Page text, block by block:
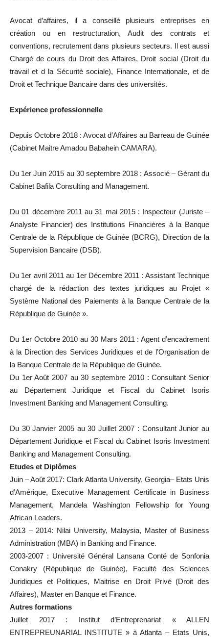
Avocat d’affaires, il a conseillé plusieurs entreprises en
création ou en restructuration, Audit des contrats et
conventions, recrutement dans plusieurs secteurs. Il est aussi
Chargé de cours du Droit des Affaires, Droit social (Droit du
travail et d la Sécurité sociale), Finance Internationale, et de
Droit et Technique Bancaire dans des universités.
Expérience professionnelle
Depuis Octobre 2018 : Avocat d’Affaires au Barreau de Guinée
(Cabinet Maitre Amadou Babahein CAMARA).
Du 1er Juin 2015 au 30 septembre 2018 : Associé – Gérant du
Cabinet Bafila Consulting and Management.
Du 01 décembre 2011 au 31 mai 2015 : Inspecteur (Juriste –
Analyste Financier) des Institutions Financières à la Banque
Centrale de la République de Guinée (BCRG), Direction de la
Supervision Bancaire (DSB).
Du 1er avril 2011 au 1er Décembre 2011 : Assistant Technique
chargé de la rédaction des textes juridiques au Projet «
Système National des Paiements à la Banque Centrale de la
République de Guinée ».
Du 1er Octobre 2010 au 30 Mars 2011 : Agent d’encadrement
à la Direction des Services Juridiques et de l’Organisation de
la Banque Centrale de la République de Guinée.
Du 1er Août 2007 au 30 septembre 2010 : Consultant Senior
au Département Juridique et Fiscal du Cabinet Isoris
Investment Banking and Management Consulting.
Du 30 Janvier 2005 au 30 Juillet 2007 : Consultant Junior au
Département Juridique et Fiscal du Cabinet Isoris Investment
Banking and Management Consulting.
Etudes et Diplômes
Juin – Août 2017: Clark Atlanta University, Georgia– Etats Unis
d’Amérique, Executive Management Certificate in Business
Management, Mandela Washington Fellowship for Young
African Leaders.
2013 – 2014: Nilai University, Malaysia, Master of Business
Administration (MBA) in Banking and Finance.
2003-2007 : Université Général Lansana Conté de Sonfonia
Conakry (République de Guinée), Faculté des Sciences
Juridiques et Politiques, Maitrise en Droit Privé (Droit des
Affaires), Master en Banque et Finance.
Autres formations
Juillet 2017 : Institut d’Entreprenariat « ALLEN
ENTREPREUNARIAL INSTITUTE » à Atlanta – Etats Unis,